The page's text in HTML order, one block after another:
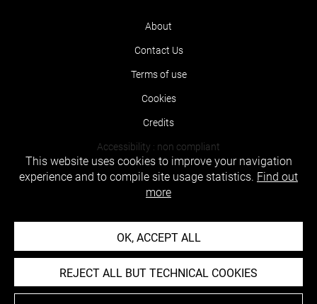
About
Contact Us
Terms of use
Cookies
Credits
Accessibility : non compliant
This website uses cookies to improve your navigation
experience and to compile site usage statistics. Find out
more
OK, ACCEPT ALL
REJECT ALL BUT TECHNICAL COOKIES